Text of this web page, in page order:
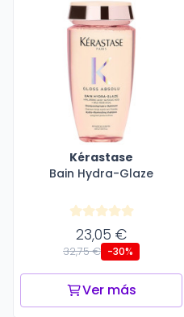
Kérastase
Bain Hydra-Glaze
23,05 €
32,75 € -30%
Ver más